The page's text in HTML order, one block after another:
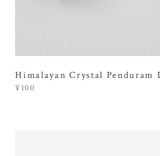
Himalayan Crystal Penduram
¥100